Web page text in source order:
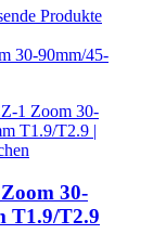
Produkte
30-90mm/45-
30-
T1.9/T2.9